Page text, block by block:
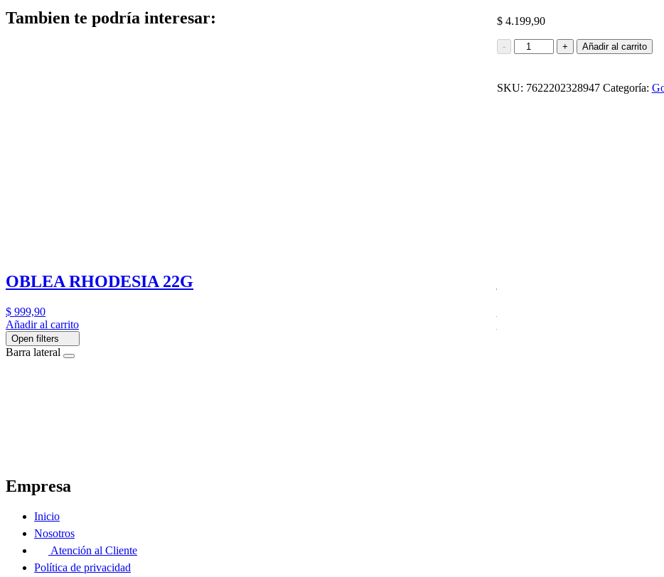
$4.199,90
-
CHOCOLATE
NEGRO
55G
cantidad
+ Añadir al carrito
SKU: 7622202328947 Categoría:
Tambien te podría interesar:
OBLEA RHODESIA 22G
$ 999,90
Añadir al carrito
Open filters
Barra lateral
Empresa
Inicio
Nosotros
Atención al Cliente
Política de privacidad